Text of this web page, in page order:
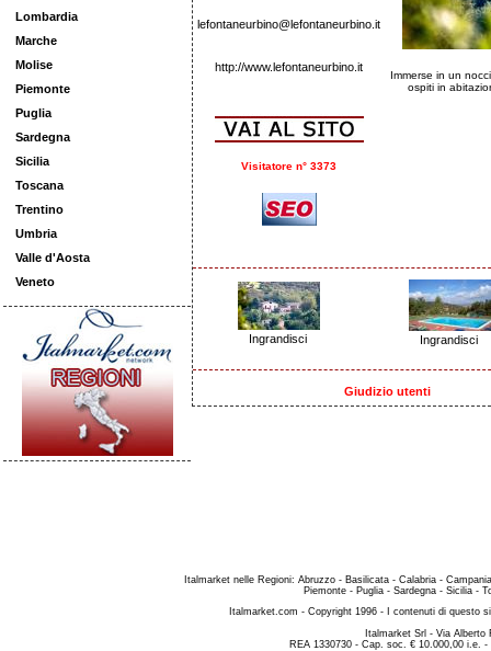
Lombardia
Marche
Molise
Piemonte
Puglia
Sardegna
Sicilia
Toscana
Trentino
Umbria
Valle d'Aosta
Veneto
lefontaneurbino@lefontaneurbino.it
http://www.lefontaneurbino.it
Visitatore n° 3373
Immerse in un
ospiti in
Ingrandisci Ingrandisci
Giudizio utenti
Italmarket nelle Regioni: Abruzzo - Basilicata - Calabria - Campania
Piemonte - Puglia -Sardegna -Sicilia -
Italmarket.com - Copyright 1996 - I contenuti di questo
Italmarket Srl - Via Alberto
REA 1330730 - Cap. soc. € 10.000,00 i.e.